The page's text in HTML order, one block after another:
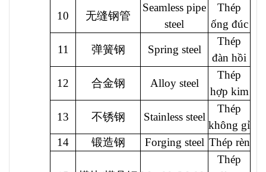
10 无缝钢管
Seamless pipe
steel
Thép
ống đúc
11 弹簧钢 Spring steel
Thép
đàn hồi
12 合金钢 Alloy steel
Thép
hợp kim
13 不锈钢 Stainless steel
Thép
không gỉ
14
锻造钢 Forging steel Thép rèn
Thép